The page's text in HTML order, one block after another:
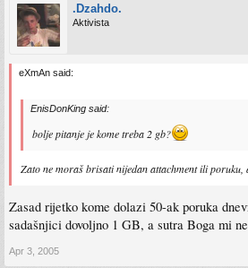
.Dzahdo.
Aktivista
eXmAn said:
EnisDonKing said:
bolje pitanje je kome treba 2 gb?
Zato ne moraš brisati nijedan attachment ili poruku,
Zasad rijetko kome dolazi 50-ak poruka
sadašnjici dovoljno 1 GB, a sutra Boga mi
Apr 3, 2005